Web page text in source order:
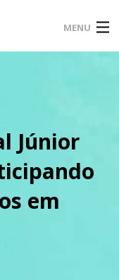
MENU
Júnior
em